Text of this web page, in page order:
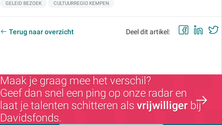
GELEID BEZOEK CULTUURREGIO KEMPEN
Terug naar overzicht Deel dit artikel:
Maak je graag mee het verschil?
Geef dan snel een ping op onze radar en
laat je talenten schitteren als vrijwilliger bij
Davidsfonds.